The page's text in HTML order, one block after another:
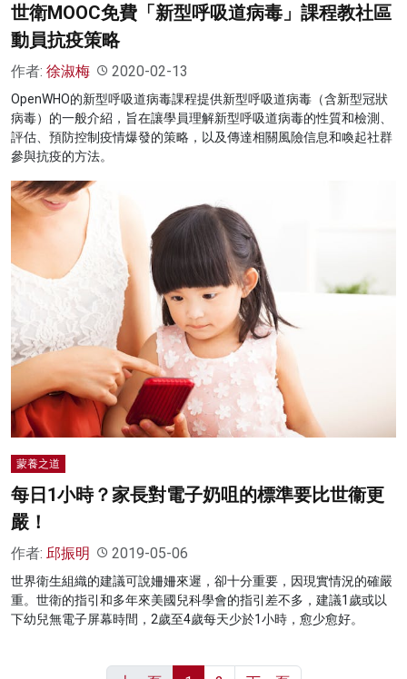
世衛MOOC免費「新型呼吸道病毒」課程教社區
動員抗疫策略
作者: 徐淑梅 2020-02-13
OpenWHO的新型呼吸道病毒課程提供新型呼吸道病毒（含新型冠狀
病毒）的一般介紹，旨在讓學員理解新型呼吸道病毒的性質和檢測、
評估、預防控制疫情爆發的策略，以及傳達相關風險信息和喚起社群
參與抗疫的方法。
蒙養之道
每日1小時？家長對電子奶咀的標準要比世衞更
嚴！
作者: 邱振明 2019-05-06
世界衛生組織的建議可說姍姍來遲，卻十分重要，因現實情況的確嚴
重。世衛的指引和多年來美國兒科學會的指引差不多，建議1歲或以
下幼兒無電子屏幕時間，2歲至4歲每天少於1小時，愈少愈好。